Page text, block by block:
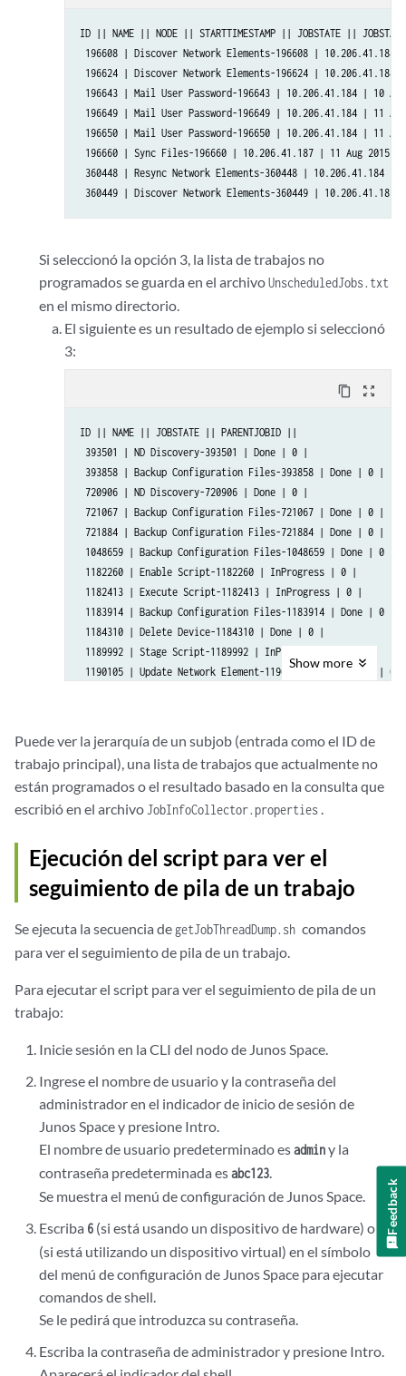
ID || NAME || NODE || STARTTIMESTAMP || JOBSTATE ||
196608 | Discover Network Elements-196608 |
196624 | Discover Network Elements-196624 |
196643 | Mail User Password-196643 | 10.206.41.184 | 10
196649 | Mail User Password-196649 | 10.206.41.184 | 11
196650 | Mail User Password-196650 | 10.206.41.184 | 11
196660 | Sync Files-196660 | 10.206.41.187 | 11 Aug 2015
360448 | Resync Network Elements-360448 | 10.206.41.184
360449 | Discover Network Elements-360449 |
Si seleccionó la opción 3, la lista de trabajos no
programados se guarda en el archivoUnscheduledJobs.txt
en el mismo directorio.
El siguiente es un resultado de ejemplo si seleccionó
3:
content_copy zoom_out_map
ID || NAME || JOBSTATE || PARENTJOBID ||
393501 | ND Discovery-393501 | Done | 0 |
393858 | Backup Configuration Files-393858 | Done | 0 |
720906 | ND Discovery-720906 | Done | 0 |
721067 | Backup Configuration Files-721067 | Done | 0 |
721884 | Backup Configuration Files-721884 | Done | 0 |
1048659 | Backup Configuration Files-1048659 | Done | 0 |
1182260 | Enable Script-1182260 | InProgress | 0 |
1182413 | Execute Script-1182413 | InProgress | 0 |
1183914 | Backup Configuration Files-1183914 | Done | 0 |
1184310 | Delete Device-1184310 | Done | 0 |
1189992 | Stage Script-1189992 | InProgress | 0 |
1190105 | Update Network Element-1190105 | InProgress | 0 |
1442234 | -1442234 | InProgress | 1184310 |
1442235 | -1442235 | InProgress | 1184310 |
1442236 | -1442236 | InProgress | 1184310 |
1442237 | -1442237 | InProgress | 1184310 |
1442239 | -1442239 | InProgress | 1184310 |
1442240 | -1442240 | InProgress | 1184310 |
1445400 | Generate SD LR Report-1445400 | Scheduled | 0 |
1445602 | Policy Hits Collection-1445602 | Scheduled | 0 |
1903749 | useraccounts-1903749 | Done | 0 |
Show more
Puede ver la jerarquía de un subjob (entrada como el ID de
trabajo principal), una lista de trabajos que actualmente no
están programados o el resultado basado en la consulta que
escribió en el archivo JobInfoCollector.properties .
Ejecución del script para ver el
seguimiento de pila de un trabajo
Se ejecuta la secuencia de getJobThreadDump.sh comandos
para ver el seguimiento de pila de un trabajo.
Para ejecutar el script para ver el seguimiento de pila de un
trabajo:
Inicie sesión en la CLI del nodo de Junos Space.
Ingrese el nombre de usuario y la contraseña del
administrador en el indicador de inicio de sesión de
Junos Space y presione Intro.
El nombre de usuario predeterminado esadminy la
contraseña predeterminada esabc123.
Se muestra el menú de configuración de Junos Space.
Escriba 6 (si está usando un dispositivo de hardware) o
(si está utilizando un dispositivo virtual) en el símbolo
del menú de configuración de Junos Space para ejecutar
comandos de shell.
Se le pedirá que introduzca su contraseña.
Escriba la contraseña de administrador y presione Intro.
Feedback